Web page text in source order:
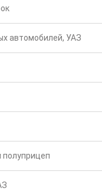
автомобилей, УАЗ
полуприцеп